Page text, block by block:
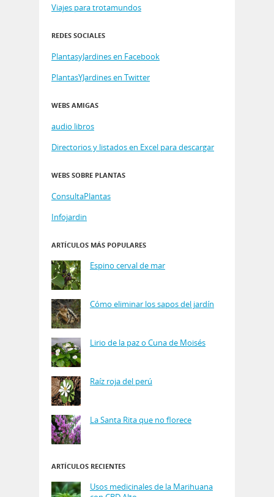
Viajes para trotamundos
REDES SOCIALES
PlantasyJardines en Facebook
PlantasYJardines en Twitter
WEBS AMIGAS
audio libros
Directorios y listados en Excel para descargar
WEBS SOBRE PLANTAS
ConsultaPlantas
Infojardin
ARTÍCULOS MÁS POPULARES
Espino cerval de mar
Cómo eliminar los sapos del jardín
Lirio de la paz o Cuna de Moisés
Raíz roja del perú
La Santa Rita que no florece
ARTÍCULOS RECIENTES
Usos medicinales de la Marihuana